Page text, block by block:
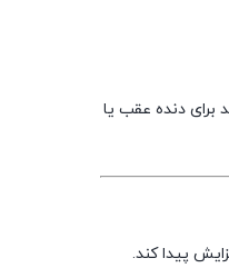
برای دنده عقب یا
پیدا کند.